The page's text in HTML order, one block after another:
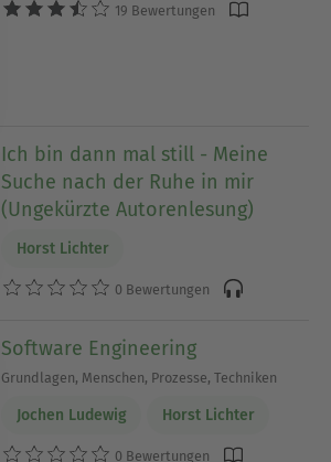
19 Bewertungen
Ich bin dann mal still - Meine
Suche nach der Ruhe in mir
(Ungekürzte Autorenlesung)
Horst Lichter
0 Bewertungen
Software Engineering
Grundlagen, Menschen, Prozesse, Techniken
Jochen Ludewig Horst Lichter
0 Bewertungen